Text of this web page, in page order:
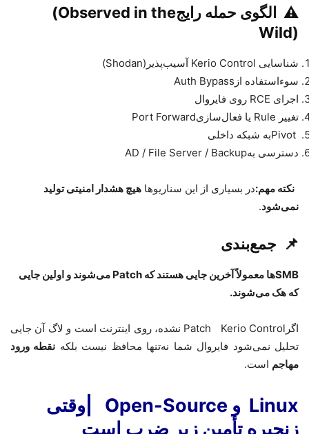
⚠️ الگوی حمله رایج(Observed in the
Wild)
شناسایی Kerio Controlآسیب‌پذیر (Shodan)
سوءاستفاده از Auth Bypass
اجرای RCE روی فایروال
تغییر Rule یا فعال‌سازیPort Forward
Pivotبه شبکه داخلی
دسترسی بهAD / File Server / Backup
نکته مهم:در بسیاری از این سناریوها هیچ هشدار امنیتی تولید
نمی‌شود.
📌 جمع‌بندی
SMBها معمولاً آخرین جایی هستند که Patch می‌شوند و اولین جایی
که هک می‌شوند.
اگر Kerio Control
Patch نشده، روی اینترنت است و لاگ آن جایی
تحلیل نمی‌شود فایروال شما نه‌تنها محافظ نیست بلکه نقطه ورود
مهاجم است.
Linux و Open-Source
وقتی
زنجیره تأمین زیر ضرب است